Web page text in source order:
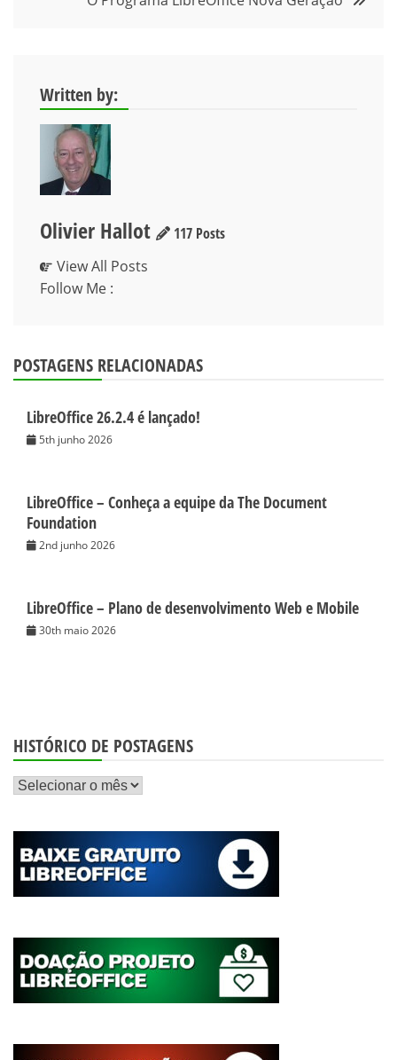
Written by:
Olivier Hallot
117 Posts
View All Posts
Follow Me :
POSTAGENS RELACIONADAS
LibreOffice 26.2.4 é lançado!
5th junho 2026
LibreOffice – Conheça a equipe da The Document
Foundation
2nd junho 2026
LibreOffice – Plano de desenvolvimento Web e Mobile
30th maio 2026
HISTÓRICO DE POSTAGENS
Histórico
postagens